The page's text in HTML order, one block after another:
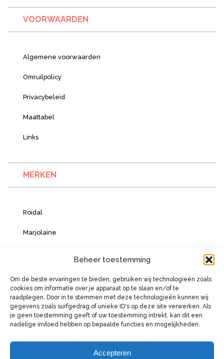
Beheer toestemming
Om de beste ervaringen te bieden, gebruiken wij technologieën zoals
cookies om informatie over je apparaat op te slaan en/of te
raadplegen. Door in te stemmen met deze technologieën kunnen wij
gegevens zoals surfgedrag of unieke ID's op deze site verwerken. Als
je geen toestemming geeft of uw toestemming intrekt, kan dit een
nadelige invloed hebben op bepaalde functies en mogelijkheden.
Accepteren
VOORWAARDEN
Algemene voorwaarden
Omruilpolicy
Privacybeleid
Maattabel
Links
MERKEN
Roidal
Marjolaine
BETAALMOGELIJKHEDEN